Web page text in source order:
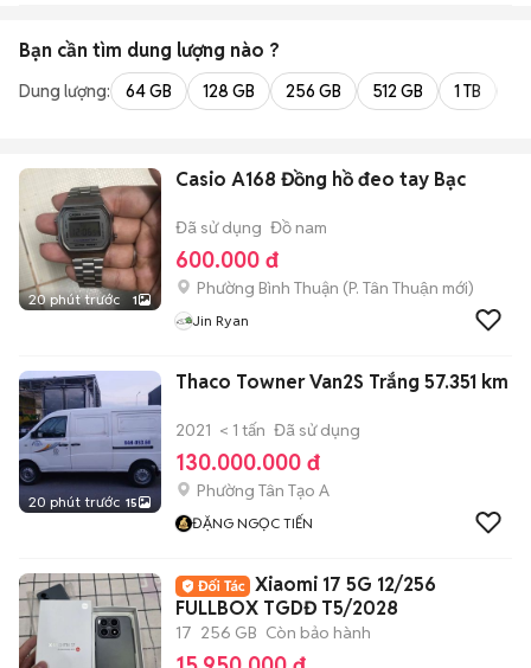
Bạn cần tìm dung lượng nào ?
Dung lượng: 64 GB 128 GB 256 GB 512 GB 1 TB
20 phút trước 1
Casio A168 Đồng hồ đeo tay Bạc
Đã sử dụng Đồ nam
600.000 đ
Phường Bình Thuận (P. Tân Thuận mới)
Jin Ryan
20 phút trước 15
Thaco Towner Van2S Trắng 57.351 km
2021 < 1 tấn Đã sử dụng
130.000.000 đ
Phường Tân Tạo A
ĐẶNG NGỌC TIẾN
Xiaomi 17 5G 12/256
FULLBOX TGDĐ T5/2028
17 256 GB Còn bảo hành